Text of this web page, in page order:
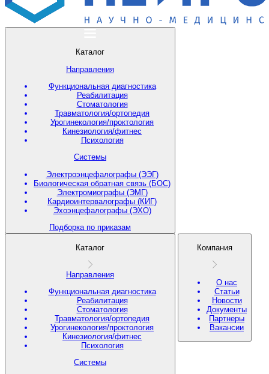
Каталог
Направления
Функциональная диагностика
Реабилитация
Стоматология
Травматология/ортопедия
Урогинекология/проктология
Кинезиология/фитнес
Психология
Системы
Электроэнцефалографы (ЭЭГ)
Биологическая обратная связь (БОС)
Электромиографы (ЭМГ)
Кардиоинтервалографы (КИГ)
Эхоэнцефалографы (ЭХО)
Подборка по приказам
Каталог
Направления
Функциональная диагностика
Реабилитация
Стоматология
Травматология/ортопедия
Урогинекология/проктология
Кинезиология/фитнес
Психология
Системы
Компания
О нас
Статьи
Новости
Документы
Партнеры
Вакансии